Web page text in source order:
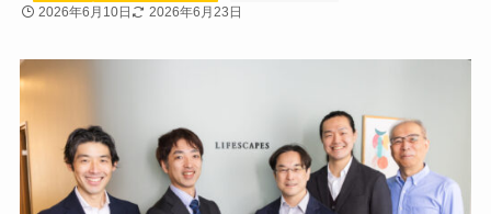
2026年6月10日 2026年6月23日